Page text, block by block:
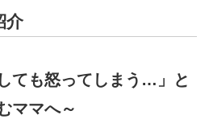
介
ても怒ってしまう…」と
ママへ～